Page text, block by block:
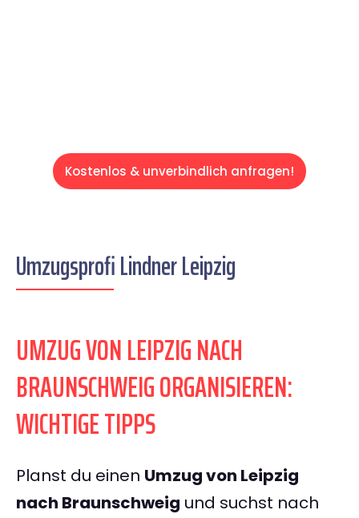
Kostenlos & unverbindlich anfragen!
Umzugsprofi Lindner Leipzig
UMZUG VON LEIPZIG NACH
BRAUNSCHWEIG ORGANISIEREN:
WICHTIGE TIPPS
Planst du einen Umzug von Leipzig
nach Braunschweig und suchst nach